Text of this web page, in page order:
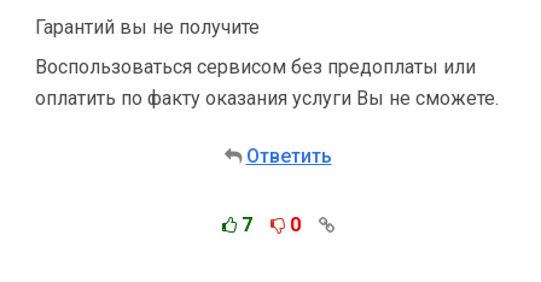
Гарантий вы не получите
Воспользоваться сервисом без предоплаты или
оплатить по факту оказания услуги Вы не сможете.
Ответить
7 0